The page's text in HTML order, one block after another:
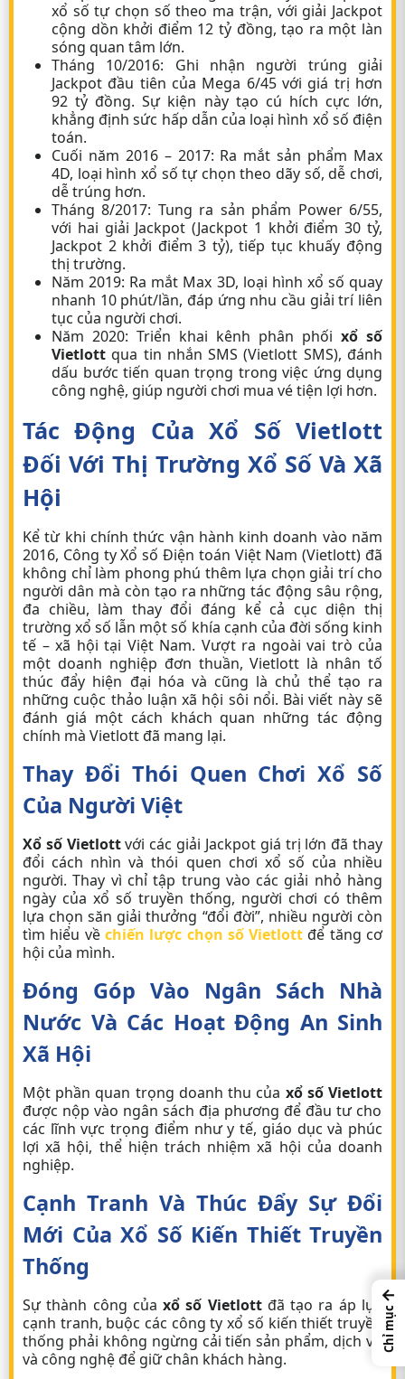
xổ số tự chọn số theo ma trận, với giải Jackpot
cộng dồn khởi điểm 12 tỷ đồng, tạo ra một làn
sóng quan tâm lớn.
Tháng 10/2016: Ghi nhận người trúng giải
Jackpot đầu tiên của Mega 6/45 với giá trị hơn
92 tỷ đồng. Sự kiện này tạo cú hích cực lớn,
khẳng định sức hấp dẫn của loại hình xổ số điện
toán.
Cuối năm 2016 – 2017: Ra mắt sản phẩm Max
4D, loại hình xổ số tự chọn theo dãy số, dễ chơi,
dễ trúng hơn.
Tháng 8/2017: Tung ra sản phẩm Power 6/55,
với hai giải Jackpot (Jackpot 1 khởi điểm 30 tỷ,
Jackpot 2 khởi điểm 3 tỷ), tiếp tục khuấy động
thị trường.
Năm 2019: Ra mắt Max 3D, loại hình xổ số quay
nhanh 10 phút/lần, đáp ứng nhu cầu giải trí liên
tục của người chơi.
Năm 2020: Triển khai kênh phân phối xổ số
Vietlott qua tin nhắn SMS (Vietlott SMS), đánh
dấu bước tiến quan trọng trong việc ứng dụng
công nghệ, giúp người chơi mua vé tiện lợi hơn.
Tác Động Của Xổ Số Vietlott
Đối Với Thị Trường Xổ Số Và Xã
Hội
Kể từ khi chính thức vận hành kinh doanh vào năm
2016, Công ty Xổ số Điện toán Việt Nam (Vietlott) đã
không chỉ làm phong phú thêm lựa chọn giải trí cho
người dân mà còn tạo ra những tác động sâu rộng,
đa chiều, làm thay đổi đáng kể cả cục diện thị
trường xổ số lẫn một số khía cạnh của đời sống kinh
tế – xã hội tại Việt Nam. Vượt ra ngoài vai trò của
một doanh nghiệp đơn thuần, Vietlott là nhân tố
thúc đẩy hiện đại hóa và cũng là chủ thể tạo ra
những cuộc thảo luận xã hội sôi nổi. Bài viết này sẽ
đánh giá một cách khách quan những tác động
chính mà Vietlott đã mang lại.
Thay Đổi Thói Quen Chơi Xổ Số
Của Người Việt
Xổ số Vietlottvới các giải Jackpot giá trị lớn đã thay
đổi cách nhìn và thói quen chơi xổ số của nhiều
người. Thay vì chỉ tập trung vào các giải nhỏ hàng
ngày của xổ số truyền thống, người chơi có thêm
lựa chọn săn giải thưởng “đổi đời”, nhiều người còn
tìm hiểu về chiến lược chọn số Vietlott để tăng cơ
hội của mình.
Đóng Góp Vào Ngân Sách Nhà
Nước Và Các Hoạt Động An Sinh
Xã Hội
Một phần quan trọng doanh thu của xổ số Vietlott
được nộp vào ngân sách địa phương để đầu tư cho
các lĩnh vực trọng điểm như y tế, giáo dục và phúc
lợi xã hội, thể hiện trách nhiệm xã hội của doanh
nghiệp.
Cạnh Tranh Và Thúc Đẩy Sự Đổi
Mới Của Xổ Số Kiến Thiết Truyền
Thống
Sự thành công củaxổ số Vietlottđã tạo ra áp lực
cạnh tranh, buộc các công ty xổ số kiến thiết truyền
thống phải không ngừng cải tiến sản phẩm, dịch vụ
và công nghệ để giữ chân khách hàng.
←
Chỉ mục